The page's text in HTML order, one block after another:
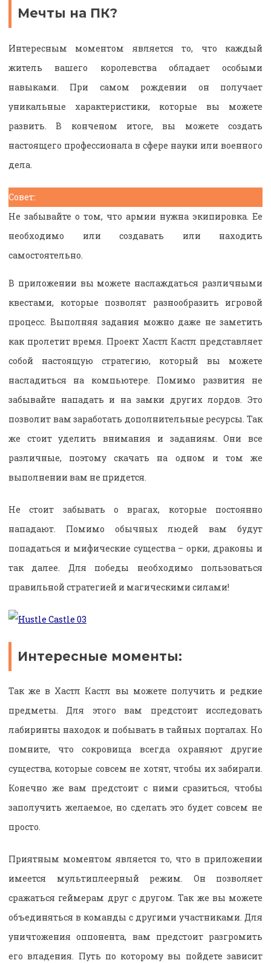
Мечты на ПК?
Интересным моментом является то, что каждый
житель вашего королевства обладает особыми
навыками. При самом рождении он получает
уникальные характеристики, которые вы можете
развить. В конченом итоге, вы можете создать
настоящего профессионала в сфере науки или военного
дела.
Совет:
Не забывайте о том, что армии нужна экипировка. Ее
необходимо или создавать или находить
самостоятельно.
В приложении вы можете наслаждаться различными
квестами, которые позволят разнообразить игровой
процесс. Выполняя задания можно даже не заметить
как пролетит время. Проект Хастл Кастл представляет
собой настоящую стратегию, который вы можете
насладиться на компьютере. Помимо развития не
забывайте нападать и на замки других лордов. Это
позволит вам заработать дополнительные ресурсы. Так
же стоит уделить внимания и заданиям. Они все
различные, поэтому скачать на одном и том же
выполнении вам не придется.
Не стоит забывать о врагах, которые постоянно
нападают. Помимо обычных людей вам будут
попадаться и мифические существа – орки, драконы и
так далее. Для победы необходимо пользоваться
правильной стратегией и магическими силами!
Интересные моменты:
Так же в Хастл Кастл вы можете получить и редкие
предметы. Для этого вам предстоит исследовать
лабиринты находок и побывать в тайных порталах. Но
помните, что сокровища всегда охраняют другие
существа, которые совсем не хотят, чтобы их забирали.
Конечно же вам предстоит с ними сразиться, чтобы
заполучить желаемое, но сделать это будет совсем не
просто.
Приятным моментом является то, что в приложении
имеется мультиплеерный режим. Он позволяет
сражаться геймерам друг с другом. Так же вы можете
объединяться в команды с другими участниками. Для
уничтожения оппонента, вам предстоит разгромить
его владения. Путь по которому вы пойдете зависит